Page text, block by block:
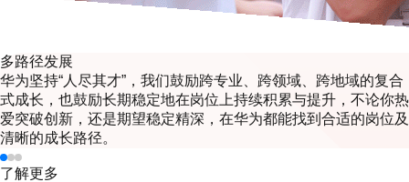
多路径发展
华为坚持“人尽其才”，我们鼓励跨专业、跨领域、跨地域的复合
式成长，也鼓励长期稳定地在岗位上持续积累与提升，不论你热
爱突破创新，还是期望稳定精深，在华为都能找到合适的岗位及
清晰的成长路径。
了解更多